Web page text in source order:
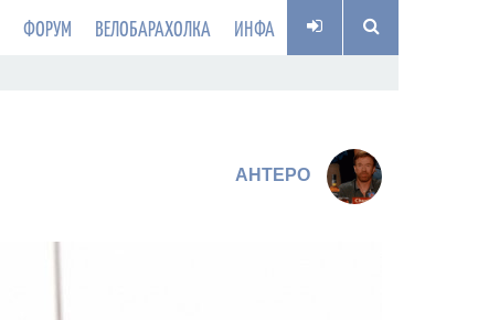
ФОРУМ ВЕЛОБАРАХОЛКА ИНФА
AHTEPO